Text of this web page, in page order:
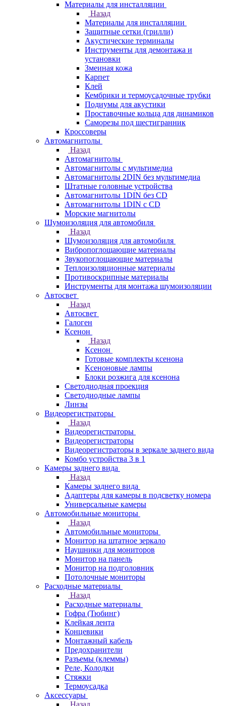
Материалы для инсталляции
Назад
Материалы для инсталляции
Защитные сетки (грилли)
Акустические терминалы
Инструменты для демонтажа и
установки
Змеиная кожа
Карпет
Клей
Кембрики и термоусадочные трубки
Подиумы для акустики
Проставочные кольца для динамиков
Саморезы под шестигранник
Кроссоверы
Автомагнитолы
Назад
Автомагнитолы
Автомагнитолы с мультимедиа
Автомагнитолы 2DIN без мультимедиа
Штатные головные устройства
Автомагнитолы 1DIN без CD
Автомагнитолы 1DIN с CD
Морские магнитолы
Шумоизоляция для автомобиля
Назад
Шумоизоляция для автомобиля
Вибропоглощающие материалы
Звукопоглощающие материалы
Теплоизоляционные материалы
Противоскрипные материалы
Инструменты для монтажа шумоизоляции
Автосвет
Назад
Автосвет
Галоген
Ксенон
Назад
Ксенон
Готовые комплекты ксенона
Ксеноновые лампы
Блоки розжига для ксенона
Светодиодная проекция
Светодиодные лампы
Линзы
Видеорегистраторы
Назад
Видеорегистраторы
Видеорегистраторы
Видеорегистраторы в зеркале заднего вида
Комбо устройства 3 в 1
Камеры заднего вида
Назад
Камеры заднего вида
Адаптеры для камеры в подсветку номера
Универсальные камеры
Автомобильные мониторы
Назад
Автомобильные мониторы
Монитор на штатное зеркало
Наушники для мониторов
Монитор на панель
Монитор на подголовник
Потолочные мониторы
Расходные материалы
Назад
Расходные материалы
Гофра (Тюбинг)
Клейкая лента
Концевики
Монтажный кабель
Предохранители
Разъемы (клеммы)
Реле, Колодки
Стяжки
Термоусадка
Аксессуары
Назад